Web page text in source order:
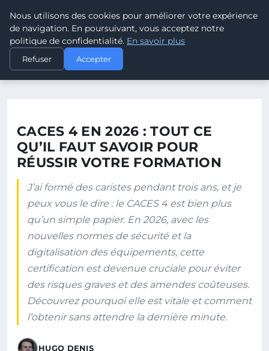
ELECTRODESTOCKS
ACCUEIL
CACES 4 EN 2026 : TOUT CE QU’IL FAUT SAVOIR POUR RÉUSSIR…
CACES 4 EN 2026 : TOUT CE
QU’IL FAUT SAVOIR POUR
RÉUSSIR VOTRE FORMATION
J’ai formé des caristes pendant trois ans, et je
peux vous le dire : le CACES 4 est bien plus
qu’un simple papier. En 2026, avec les
nouvelles normes de sécurité et la
digitalisation des équipements, cette
certification est devenue cruciale pour éviter
des risques graves et des amendes coûteuses.
Découvrez pourquoi elle est vitale et comment
l’obtenir sans attendre la dernière minute.
HUGO DENIS
Nous utilisons des cookies pour améliorer votre expérience
de navigation. En poursuivant, vous acceptez notre
politique de confidentialité. En savoir plus
Refuser Accepter